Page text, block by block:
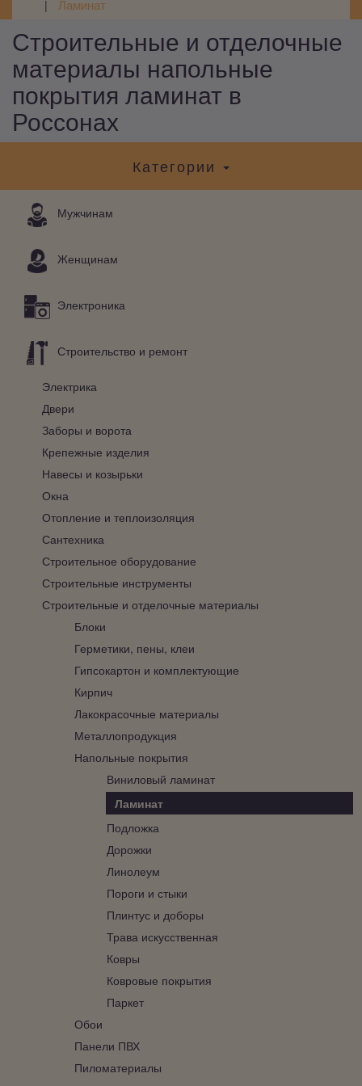
Ламинат
Строительные и отделочные
материалы напольные
покрытия ламинат в
Россонах
Категории
Мужчинам
Женщинам
Электроника
Строительство и ремонт
Электрика
Двери
Заборы и ворота
Крепежные изделия
Навесы и козырьки
Окна
Отопление и теплоизоляция
Сантехника
Строительное оборудование
Строительные инструменты
Строительные и отделочные материалы
Блоки
Герметики, пены, клеи
Гипсокартон и комплектующие
Кирпич
Лакокрасочные материалы
Металлопродукция
Напольные покрытия
Виниловый ламинат
Ламинат
Подложка
Дорожки
Линолеум
Пороги и стыки
Плинтус и доборы
Трава искусственная
Ковры
Ковровые покрытия
Паркет
Обои
Панели ПВХ
Пиломатериалы